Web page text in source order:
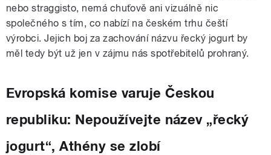
nebo straggisto, nemá chuťově ani vizuálně nic
společného s tím, co nabízí na českém trhu čeští
výrobci. Jejich boj za zachování názvu řecký jogurt by
měl tedy být už jen v zájmu nás spotřebitelů prohraný.
Evropská komise varuje Českou
republiku: Nepoužívejte název „řecký
jogurt“, Athény se zlobí